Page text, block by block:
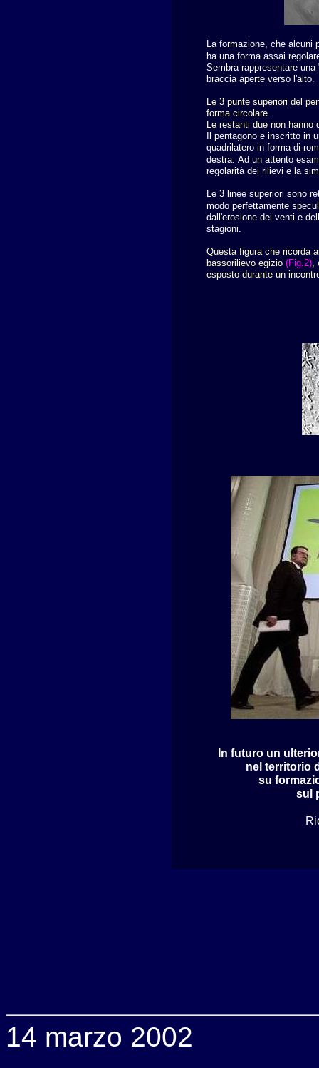
La formazione, che alcuni
ha una forma assai
Sembra rappresentare
braccia aperte verso l'alto.
Le 3 punte superiori del
forma circolare.
Le restanti due non
Il pentagono e inscritto in
quadrilatero in forma di
destra. Ad un attento
regolarità dei rilievi e la
Le 3 linee superiori sono
modo perfettamente
dall'erosione dei venti e
stagioni.
Questa figura che ricorda
bassorilievo egizio (Fig.2),
esposto durante un
In futuro un
nel territorio
su
sul
14 marzo 2002